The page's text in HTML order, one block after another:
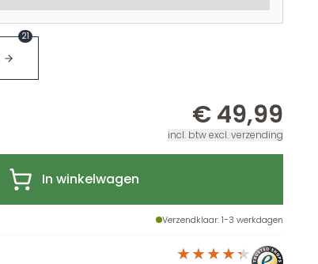
21
€ 49,99
incl. btw excl. verzending
In winkelwagen
Verzendklaar: 1-3 werkdagen